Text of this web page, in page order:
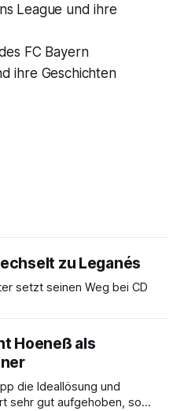
League und ihre
FC Bayern
ihre Geschichten
zu Leganés
setzt seinen Weg bei CD
Hoeneß als
die Ideallösung und
sehr gut aufgehoben, so